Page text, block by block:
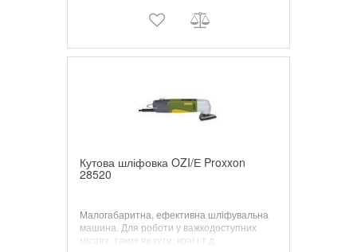
Кутова шліфовка OZI/Е Proxxon
28520
Малогабаритна, ефективна шліфувальна
машина. Для роботи у важкодоступних
місцях, таких як кути, краї і т.д.